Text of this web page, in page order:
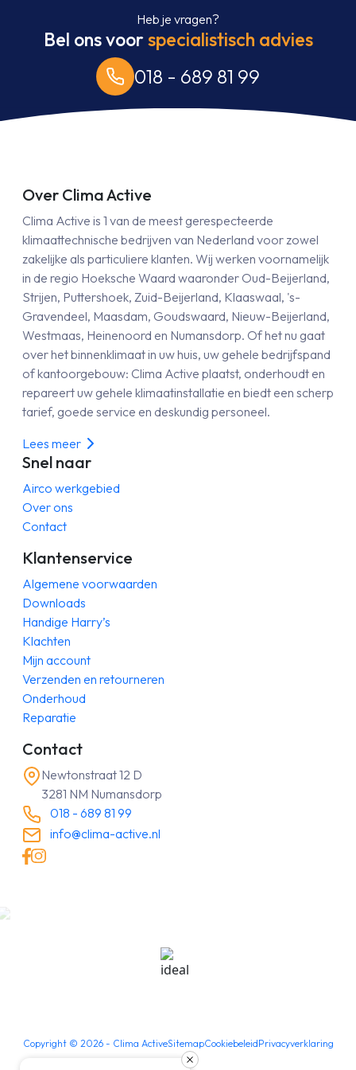
Heb je vragen?
Bel ons voorspecialistisch advies
018 - 689 81 99
Over Clima Active
Clima Active is 1 van de meest gerespecteerde
klimaattechnische bedrijven van Nederland voor zowel
zakelijke als particuliere klanten. Wij werken voornamelijk
in de regio Hoeksche Waard waaronder Oud-Beijerland,
Strijen, Puttershoek, Zuid-Beijerland, Klaaswaal, 's-
Gravendeel, Maasdam, Goudswaard, Nieuw-Beijerland,
Westmaas, Heinenoord en Numansdorp. Of het nu gaat
over het binnenklimaat in uw huis, uw gehele bedrijfspand
of kantoorgebouw: Clima Active plaatst, onderhoudt en
repareert uw gehele klimaatinstallatie en biedt een scherp
tarief, goede service en deskundig personeel.
Lees meer
Snel naar
Airco werkgebied
Over ons
Contact
Klantenservice
Algemene voorwaarden
Downloads
Handige Harry’s
Klachten
Mijn account
Verzenden en retourneren
Onderhoud
Reparatie
Contact
Newtonstraat 12 D
3281 NM Numansdorp
018 - 689 81 99
info@clima-active.nl
Copyright © 2026- Clima ActiveSitemapCookiebeleidPrivacyverklaring